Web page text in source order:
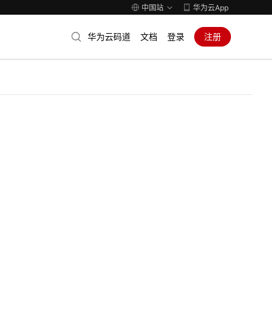
中国站 华为云App
华为云码道 文档 登录 注册